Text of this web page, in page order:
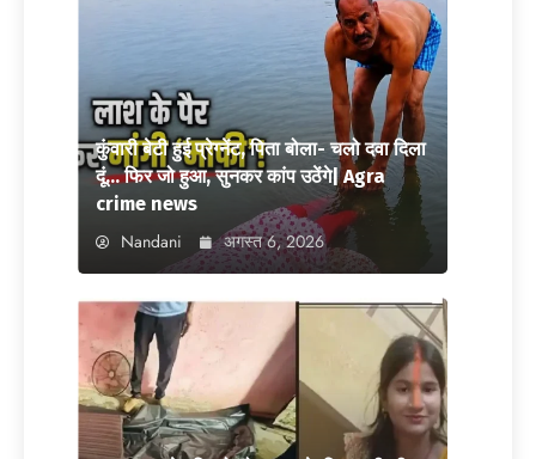
कुंवारी बेटी हुई प्रेग्नेंट, पिता बोला- चलो दवा दिला
दूं… फिर जो हुआ, सुनकर कांप उठेंगे| Agra
crime news
Nandani अगस्त 6, 2026